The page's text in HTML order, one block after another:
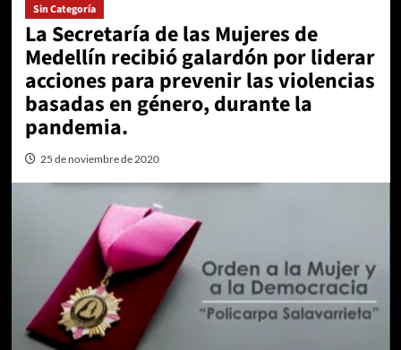
Sin Categoría
La Secretaría de las Mujeres de
Medellín recibió galardón por liderar
acciones para prevenir las violencias
basadas en género, durante la
pandemia.
25 de noviembre de 2020